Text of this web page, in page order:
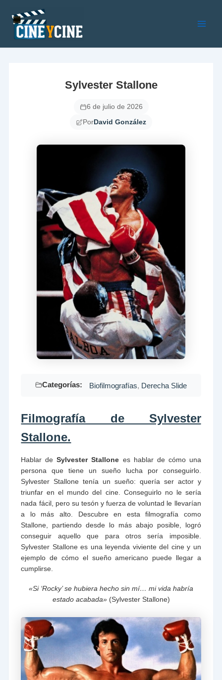
contenido
Sylvester Stallone
6 de julio de 2026
PorDavid González
Categorías: Biofilmografías, Derecha Slide
Filmografía de Sylvester
Stallone.
Hablar deSylvester Stallone es hablar de cómo una
persona que tiene un sueño lucha por conseguirlo.
Sylvester Stallone tenía un sueño: quería ser actor y
triunfar en el mundo del cine. Conseguirlo no le sería
nada fácil, pero su tesón y fuerza de voluntad le llevarían
a lo más alto. Descubre en esta filmografía como
Stallone, partiendo desde lo más abajo posible, logró
conseguir aquello que para otros sería imposible.
Sylvester Stallone es una leyenda viviente del cine y un
ejemplo de cómo el sueño americano puede llegar a
cumplirse.
«Si ‘Rocky’ se hubiera hecho sin mí… mi vida habría
estado acabada» (Sylvester Stallone)